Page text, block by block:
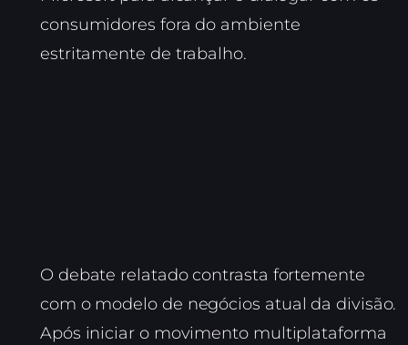
consumidores fora do ambiente
estritamente de trabalho.
O debate relatado contrasta fortemente
com o modelo de negócios atual da divisão.
Após iniciar o movimento multiplataforma